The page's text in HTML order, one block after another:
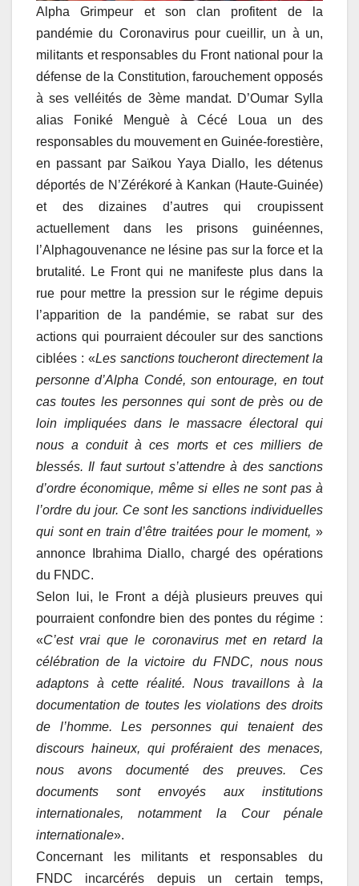
Alpha Grimpeur et son clan profitent de la
pandémie du Coronavirus pour cueillir, un à un,
militants et responsables du Front national pour la
défense de la Constitution, farouchement opposés
à ses velléités de 3ème mandat. D’Oumar Sylla
alias Foniké Menguè à Cécé Loua un des
responsables du mouvement en Guinée-forestière,
en passant par Saïkou Yaya Diallo, les détenus
déportés de N’Zérékoré à Kankan (Haute-Guinée)
et des dizaines d’autres qui croupissent
actuellement dans les prisons guinéennes,
l’Alphagouvenance ne lésine pas sur la force et la
brutalité. Le Front qui ne manifeste plus dans la
rue pour mettre la pression sur le régime depuis
l’apparition de la pandémie, se rabat sur des
actions qui pourraient découler sur des sanctions
ciblées : «Les sanctions toucheront directement la
personne d’Alpha Condé, son entourage, en tout
cas toutes les personnes qui sont de près ou de
loin impliquées dans le massacre électoral qui
nous a conduit à ces morts et ces milliers de
blessés. Il faut surtout s’attendre à des sanctions
d’ordre économique, même si elles ne sont pas à
l’ordre du jour. Ce sont les sanctions individuelles
qui sont en train d’être traitées pour le moment, »
annonce Ibrahima Diallo, chargé des opérations
du FNDC.
Selon lui, le Front a déjà plusieurs preuves qui
pourraient confondre bien des pontes du régime :
«C’est vrai que le coronavirus met en retard la
célébration de la victoire du FNDC, nous nous
adaptons à cette réalité. Nous travaillons à la
documentation de toutes les violations des droits
de l’homme. Les personnes qui tenaient des
discours haineux, qui proféraient des menaces,
nous avons documenté des preuves. Ces
documents sont envoyés aux institutions
internationales, notamment la Cour pénale
internationale».
Concernant les militants et responsables du
FNDC incarcérés depuis un certain temps,